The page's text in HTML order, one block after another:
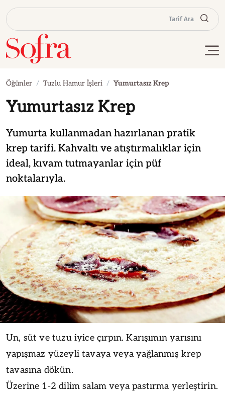
Tarif Ara
Öğünler Tuzlu Hamur İşleri Yumurtasız Krep
Yumurtasız Krep
Yumurta kullanmadan hazırlanan pratik
krep tarifi. Kahvaltı ve atıştırmalıklar için
ideal, kıvam tutmayanlar için püf
noktalarıyla.
Un, süt ve tuzu iyice çırpın. Karışımın yarısını
yapışmaz yüzeyli tavaya veya yağlanmış krep
tavasına dökün.
Üzerine 1-2 dilim salam veya pastırma yerleştirin.